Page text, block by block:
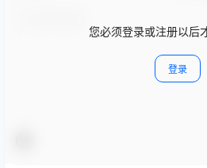
您必须登录或注册以后
登录